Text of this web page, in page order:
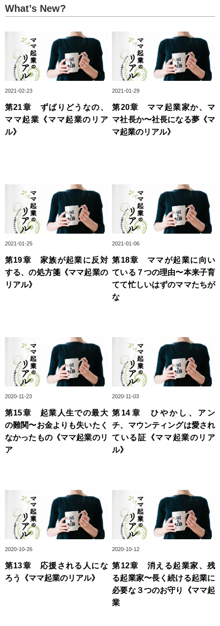
What’s New?
2021-02-23
第21章 ずばりどうなの、
ママ起業《ママ起業のリア
ル》
2021-01-29
第20章 ママ起業家か、マ
マ社長か〜社長になる夢《マ
マ起業のリアル》
2021-01-25
第19章 家族が起業に反対
する、の処方箋《ママ起業の
リアル》
2021-01-06
第18章 ママが起業に向い
ている７つの理由〜本来子育
てて忙しいはずのママたちが
な
2020-11-23
第15章 起業人生での最大
の難関〜お金よりも失いたく
なかったもの《ママ起業のリ
ア
2020-11-03
第14章 ひやかし、アン
チ、マウンティングは愛され
ている証《ママ起業のリア
ル》
2020-10-26
第13章 応援される人にな
ろう《ママ起業のリアル》
2020-10-12
第12章 消える起業家、残
る起業家〜長く続ける起業に
必要な３つのお守り《ママ起
業